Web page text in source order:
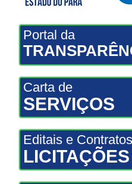
Portal da
Carta de
SERVIÇOS
Editais e
LICITAÇÕES